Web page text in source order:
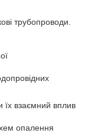
трубопроводи.
взаємний вплив
опалення